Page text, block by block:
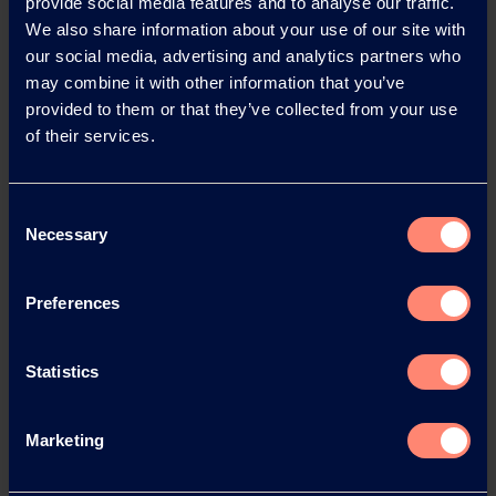
We also share information about your use of our site with
our social media, advertising and analytics partners who
may combine it with other information that you’ve
provided to them or that they’ve collected from your use
of their services.
Selection
Necessary
Preferences
Statistics
Marketing
zählt zu den größten Anbietern von Polymeren und
synthetischen Mikrofasern für viele Industriezweige,
wie zum Beispiel KURARAY POVAL™, Mowital®,
Trosifol®oder CLEARFIL™. Hinzu kommen weitere
215 Mitarbeiter an sechs europäischen Standorten, die
innovativer Hochleistungsmaterialien für zahlreiche
Branchen wie die Automobil-, Papier-, Glas- und
Verpackungsindustrie sowie für Architekten oder
Kuraray Europe ist eine hundertprozentige
Kuraray-Gruppe mit Hauptsitz in Tokio, mehr als
11.200 Mitarbeitern weltweit und einem Umsatz von